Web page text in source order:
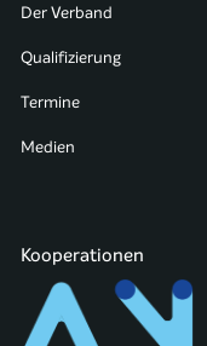
Der Verband
Qualifizierung
Termine
Medien
Kooperationen